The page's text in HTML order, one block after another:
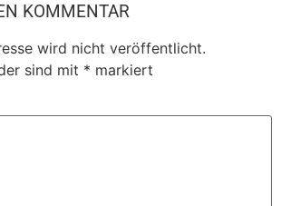
KOMMENTAR
wird nicht veröffentlicht.
sind mit * markiert